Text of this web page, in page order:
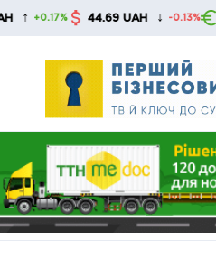
Skip
44.69 UAH ↓ -0.13% 51.63